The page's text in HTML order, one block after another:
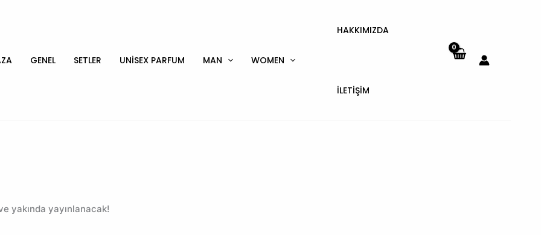
GENEL SETLER UNİSEX PARFUM MAN WOMEN
HAKKIMIZDA
İLETIŞIM
yakında yayınlanacak!